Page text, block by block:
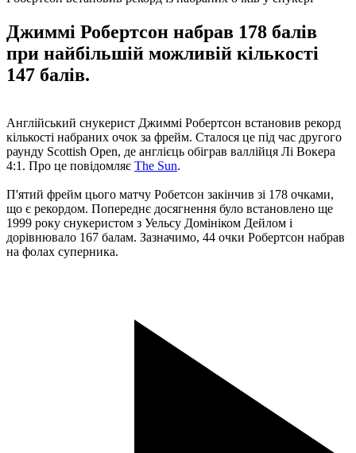
Джиммі Робертсон набрав 178 балів
при найбільшій можливій кількості
147 балів.
Англійський снукерист Джиммі Робертсон встановив рекорд
кількості набраних очок за фрейм. Сталося це під час другого
раунду Scottish Open, де англієць обіграв валлійця Лі Вокера
4:1. Про це повідомляє The Sun.
П'ятий фрейм цього матчу Робетсон закінчив зі 178 очками,
що є рекордом. Попереднє досягнення було встановлено ще
1999 року снукеристом з Уельсу Домініком Дейлом і
дорівнювало 167 балам. Зазначимо, 44 очки Робертсон набрав
на фолах суперника.